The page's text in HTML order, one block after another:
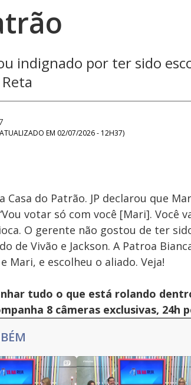
indignado por ter sido
EM 02/07/2026 - 12H37)
Casa do Patrão. JP declarou que
votar só com você [Mari]. Você
O gerente não gostou de ter
de Vivão e Jackson. A Patroa
Mari, e escolheu o aliado. Veja!
tudo o que está rolando
8 câmeras exclusivas, 24h